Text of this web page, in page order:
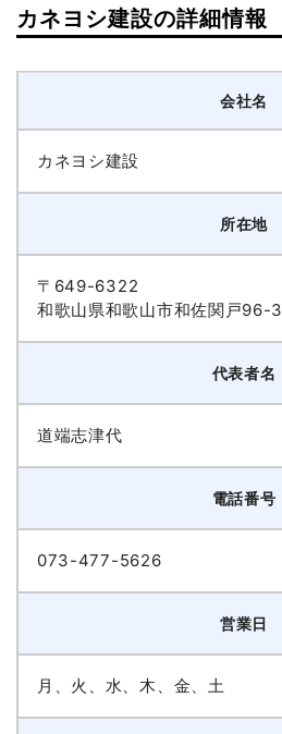
カネヨシ建設の詳細情報
会社名
カネヨシ建設
所在地
〒649-6322
和歌山県和歌山市和佐関戸96-3
代表者名
道端志津代
電話番号
073-477-5626
営業日
月、火、水、木、金、土